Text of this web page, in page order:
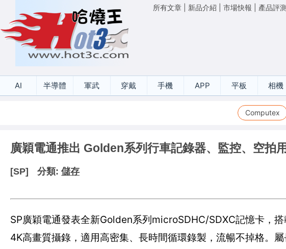
所有文章 新品介紹 市場快報 產品評測
AI 半導體 軍武 穿戴 手機 APP 平板 相機
Computex
廣穎電通推出 Golden系列行車記錄器、監控、空拍
[SP] 分類: 儲存
SP廣穎電通發表全新Golden系列microSDHC/SDXC記憶卡，
4K高畫質攝錄，適用高密集、長時間循環錄製，流暢不掉格。